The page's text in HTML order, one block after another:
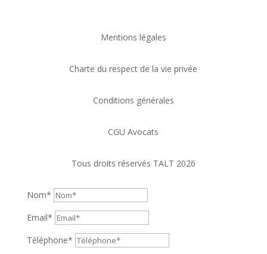
Mentions légales
Charte du respect de la vie privée
Conditions générales
CGU Avocats
Tous droits réservés TALT 2026
Nom*
Email*
Téléphone*